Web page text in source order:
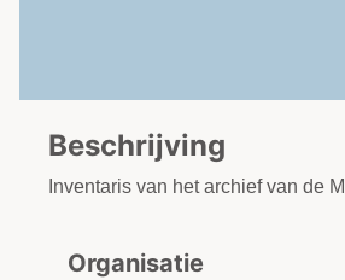
Beschrijving
Inventaris van het archief van de
Organisatie